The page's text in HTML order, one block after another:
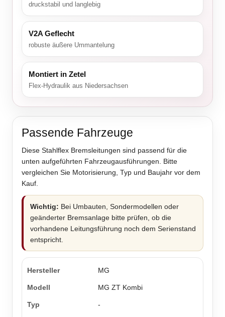
druckstabil und langlebig
V2A Geflecht
robuste äußere Ummantelung
Montiert in Zetel
Flex-Hydraulik aus Niedersachsen
Passende Fahrzeuge
Diese Stahlflex Bremsleitungen sind passend für die
unten aufgeführten Fahrzeugausführungen. Bitte
vergleichen Sie Motorisierung, Typ und Baujahr vor dem
Kauf.
Wichtig: Bei Umbauten, Sondermodellen oder
geänderter Bremsanlage bitte prüfen, ob die
vorhandene Leitungsführung noch dem Serienstand
entspricht.
MG
MG ZT Kombi
-